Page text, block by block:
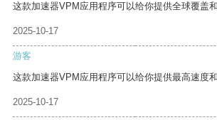
这款加速器VPM应用程序可以给你提供全球覆盖
2025-10-17
游客
这款加速器VPM应用程序可以给你提供最高速度
2025-10-17